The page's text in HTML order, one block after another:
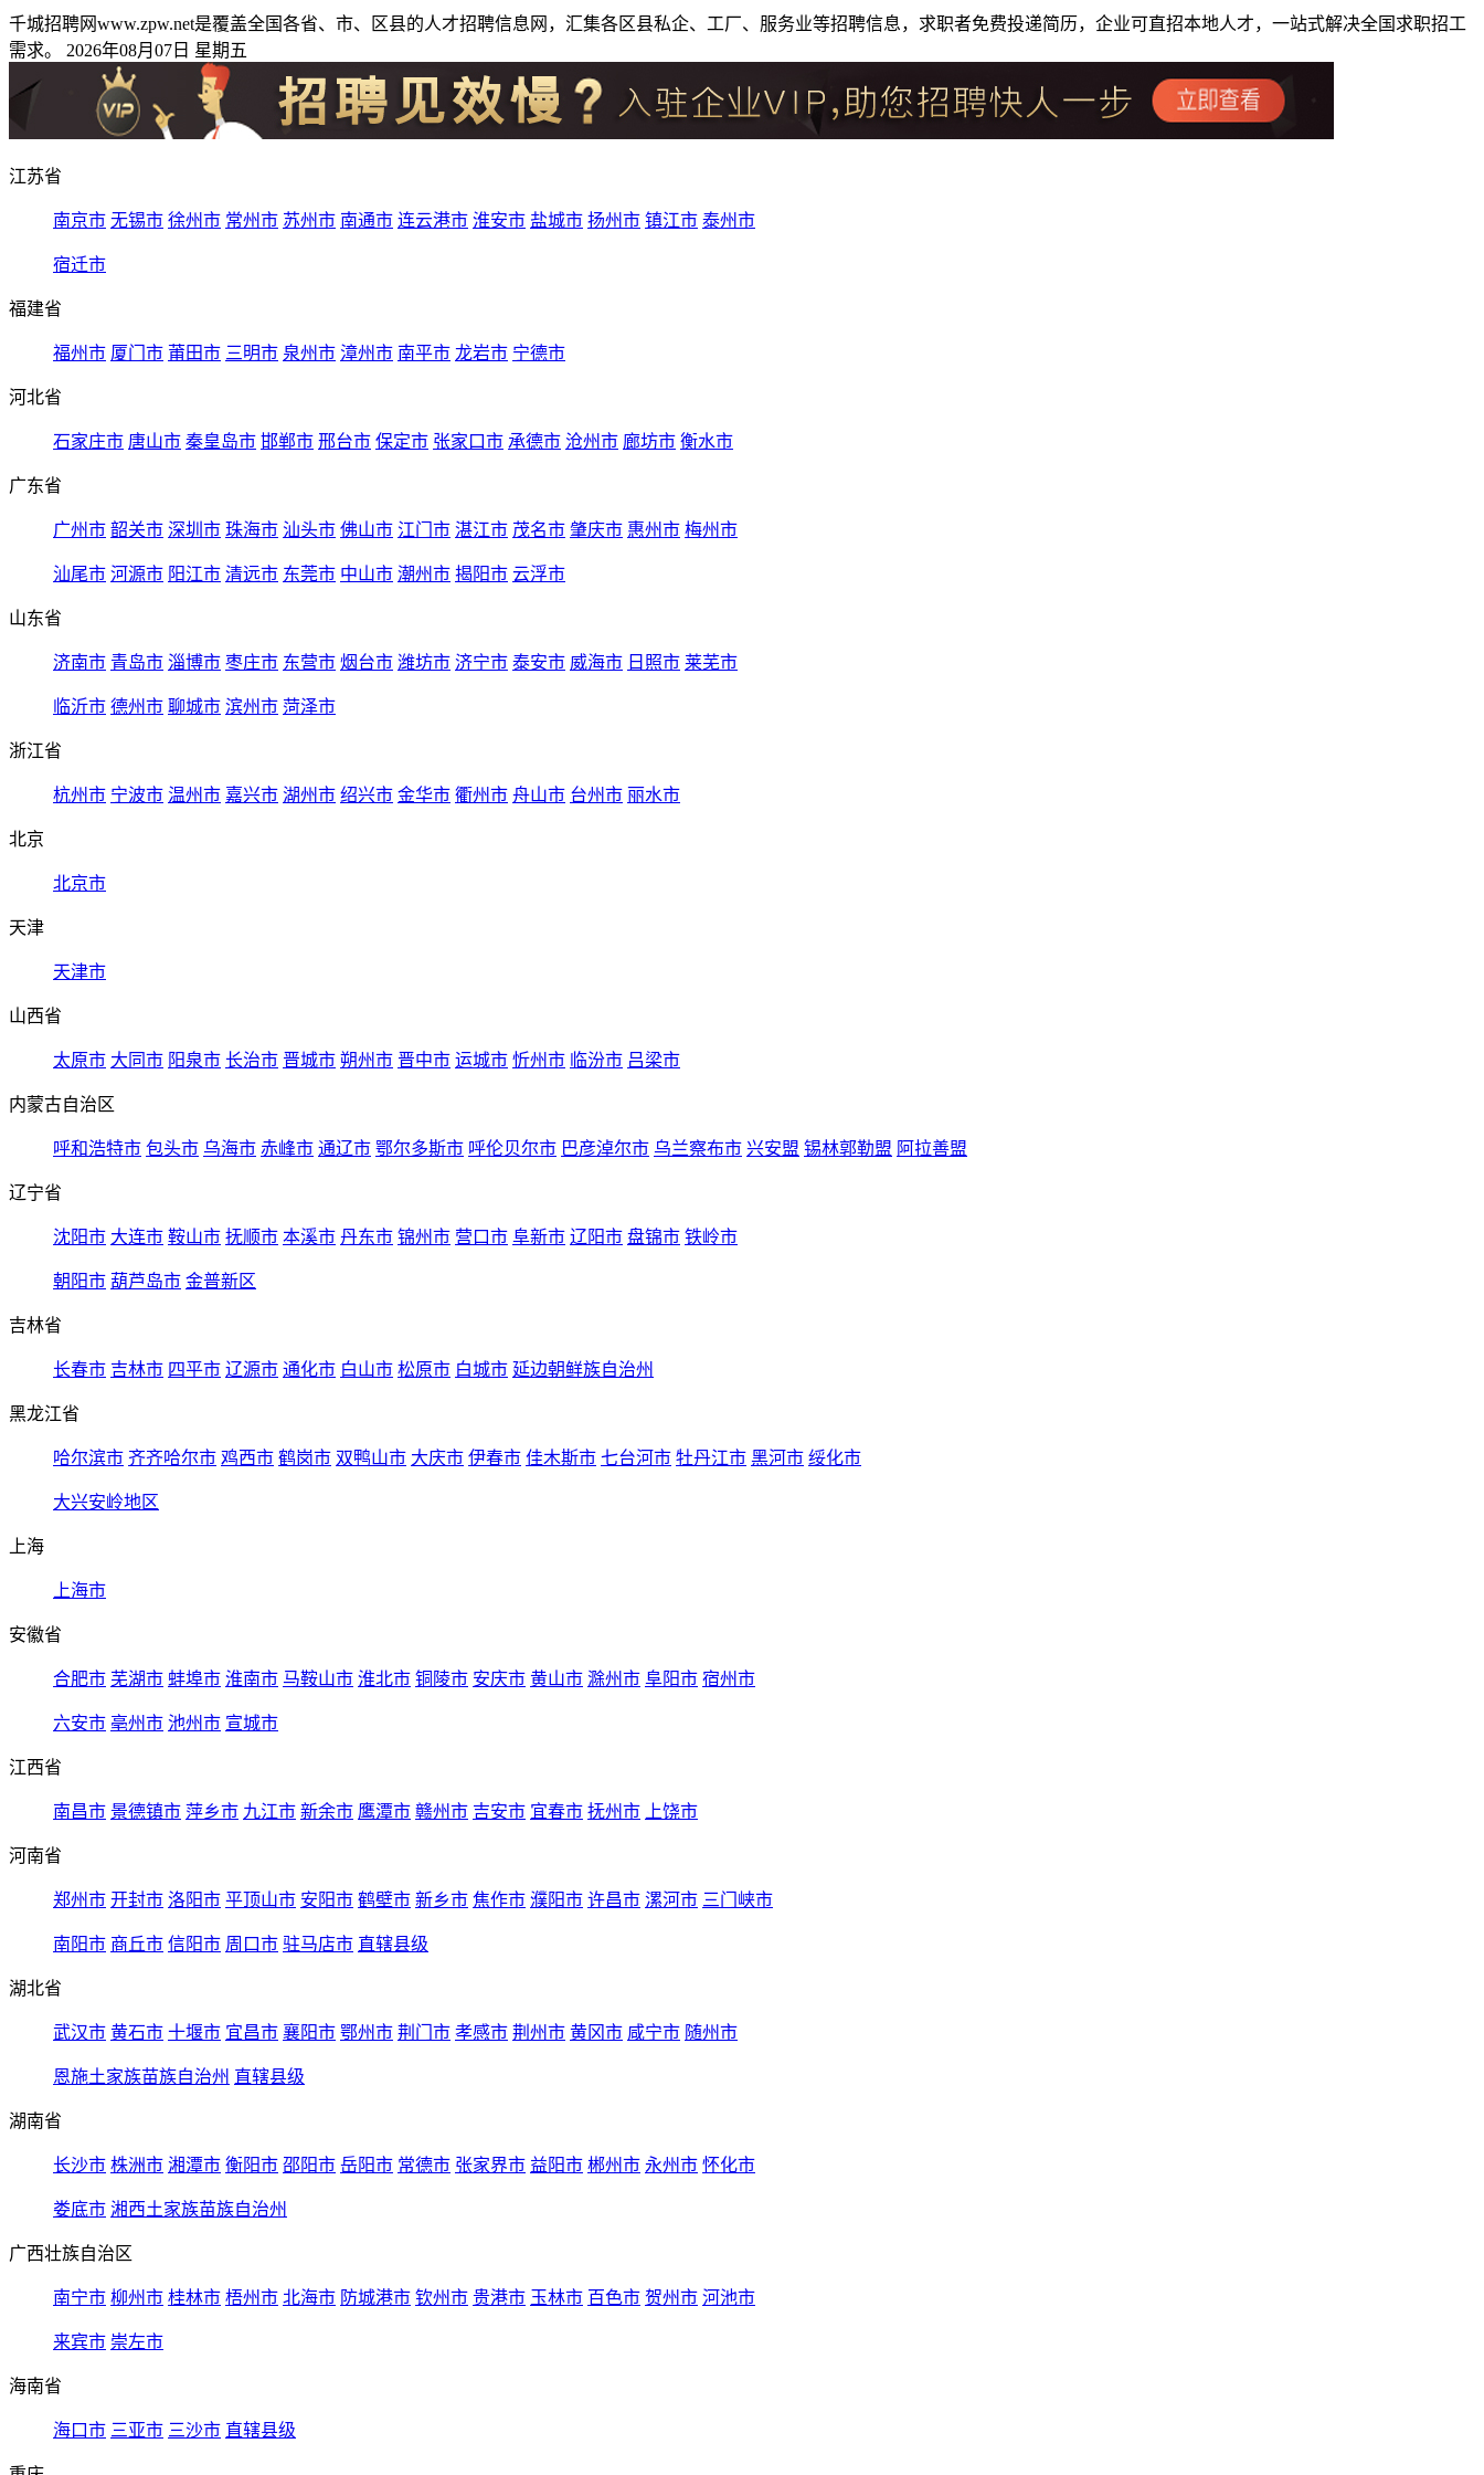
千城招聘网www.zpw.net是覆盖全国各省、市、区县的人才招聘信息网，汇集各区县私企、工厂、服务业等招聘信息，求职者免费投递简历，企业可直招本地人才，一站式解决全国求职招工
需求。 2026年08月07日 星期五
江苏省
南京市 无锡市 徐州市 常州市 苏州市 南通市 连云港市 淮安市 盐城市 扬州市 镇江市 泰州市
宿迁市
福建省
福州市 厦门市 莆田市 三明市 泉州市 漳州市 南平市 龙岩市 宁德市
河北省
石家庄市 唐山市 秦皇岛市 邯郸市 邢台市 保定市 张家口市 承德市 沧州市 廊坊市 衡水市
广东省
广州市 韶关市 深圳市 珠海市 汕头市 佛山市 江门市 湛江市 茂名市 肇庆市 惠州市 梅州市
汕尾市 河源市 阳江市 清远市 东莞市 中山市 潮州市 揭阳市 云浮市
山东省
济南市 青岛市 淄博市 枣庄市 东营市 烟台市 潍坊市 济宁市 泰安市 威海市 日照市 莱芜市
临沂市 德州市 聊城市 滨州市 菏泽市
浙江省
杭州市 宁波市 温州市 嘉兴市 湖州市 绍兴市 金华市 衢州市 舟山市 台州市 丽水市
北京
北京市
天津
天津市
山西省
太原市 大同市 阳泉市 长治市 晋城市 朔州市 晋中市 运城市 忻州市 临汾市 吕梁市
内蒙古自治区
呼和浩特市 包头市 乌海市 赤峰市 通辽市 鄂尔多斯市 呼伦贝尔市 巴彦淖尔市 乌兰察布市 兴安盟 锡林郭勒盟 阿拉善盟
辽宁省
沈阳市 大连市 鞍山市 抚顺市 本溪市 丹东市 锦州市 营口市 阜新市 辽阳市 盘锦市 铁岭市
朝阳市 葫芦岛市 金普新区
吉林省
长春市 吉林市 四平市 辽源市 通化市 白山市 松原市 白城市 延边朝鲜族自治州
黑龙江省
哈尔滨市 齐齐哈尔市 鸡西市 鹤岗市 双鸭山市 大庆市 伊春市 佳木斯市 七台河市 牡丹江市 黑河市 绥化市
大兴安岭地区
上海
上海市
安徽省
合肥市 芜湖市 蚌埠市 淮南市 马鞍山市 淮北市 铜陵市 安庆市 黄山市 滁州市 阜阳市 宿州市
六安市 亳州市 池州市 宣城市
江西省
南昌市 景德镇市 萍乡市 九江市 新余市 鹰潭市 赣州市 吉安市 宜春市 抚州市 上饶市
河南省
郑州市 开封市 洛阳市 平顶山市 安阳市 鹤壁市 新乡市 焦作市 濮阳市 许昌市 漯河市 三门峡市
南阳市 商丘市 信阳市 周口市 驻马店市 直辖县级
湖北省
武汉市 黄石市 十堰市 宜昌市 襄阳市 鄂州市 荆门市 孝感市 荆州市 黄冈市 咸宁市 随州市
恩施土家族苗族自治州 直辖县级
湖南省
长沙市 株洲市 湘潭市 衡阳市 邵阳市 岳阳市 常德市 张家界市 益阳市 郴州市 永州市 怀化市
娄底市 湘西土家族苗族自治州
广西壮族自治区
南宁市 柳州市 桂林市 梧州市 北海市 防城港市 钦州市 贵港市 玉林市 百色市 贺州市 河池市
来宾市 崇左市
海南省
海口市 三亚市 三沙市 直辖县级